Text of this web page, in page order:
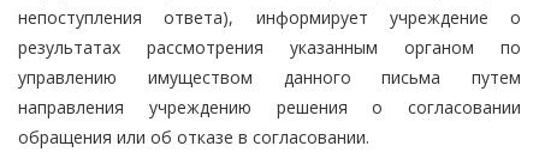
непоступления ответа), информирует учреждение о
результатах рассмотрения указанным органом по
управлению имуществом данного письма путем
направления учреждению решения о согласовании
обращения или об отказе в согласовании.